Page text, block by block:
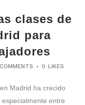
clases de
para
0 LIKES
Madrid ha crecido
entre